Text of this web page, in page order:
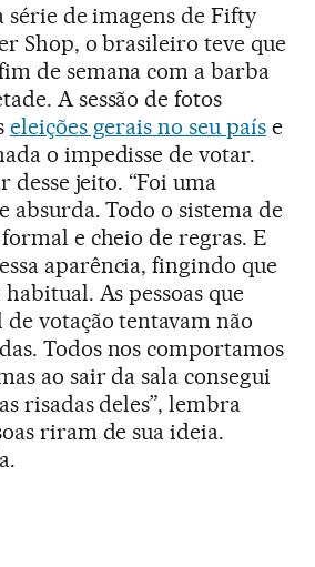
série de imagens de Fifty
Shop, o brasileiro teve que
de semana com a barba
A sessão de fotos
eleições gerais no seu país e
o impedisse de votar.
desse jeito. “Foi uma
absurda. Todo o sistema de
e cheio de regras. E
aparência, fingindo que
As pessoas que
de votação tentavam não
Todos nos comportamos
ao sair da sala consegui
risadas deles”, lembra
riram de sua ideia.